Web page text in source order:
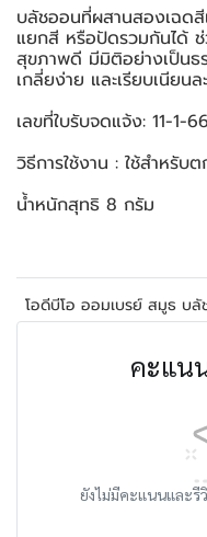
บลัชออนที่ผสานสองเฉด
แยกสี หรือปัดรวมกันได้
สุขภาพดี มีมิติอย่างเป็นธ
เกลี่ยง่าย และเรียบเนียน
เลขที่ใบรับจดแจ้ง: 11-1-
วิธีการใช้งาน : ใช้สำหรั
น้ำหนักสุทธิ 8 กรัม
โอดีบีโอ ออมเบรย์ สมูธ บลั
คะแน
ยังไม่มีคะแนนและรี